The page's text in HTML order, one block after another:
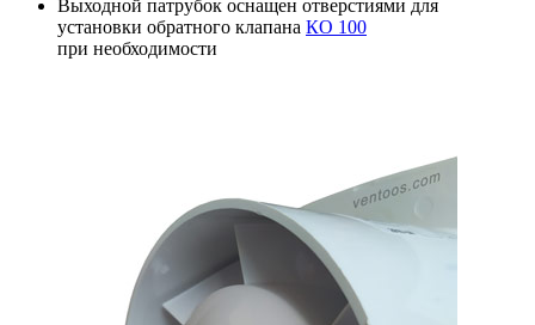
Выходной патрубок оснащен отверстиями для
установки обратного клапана КО 100
при необходимости